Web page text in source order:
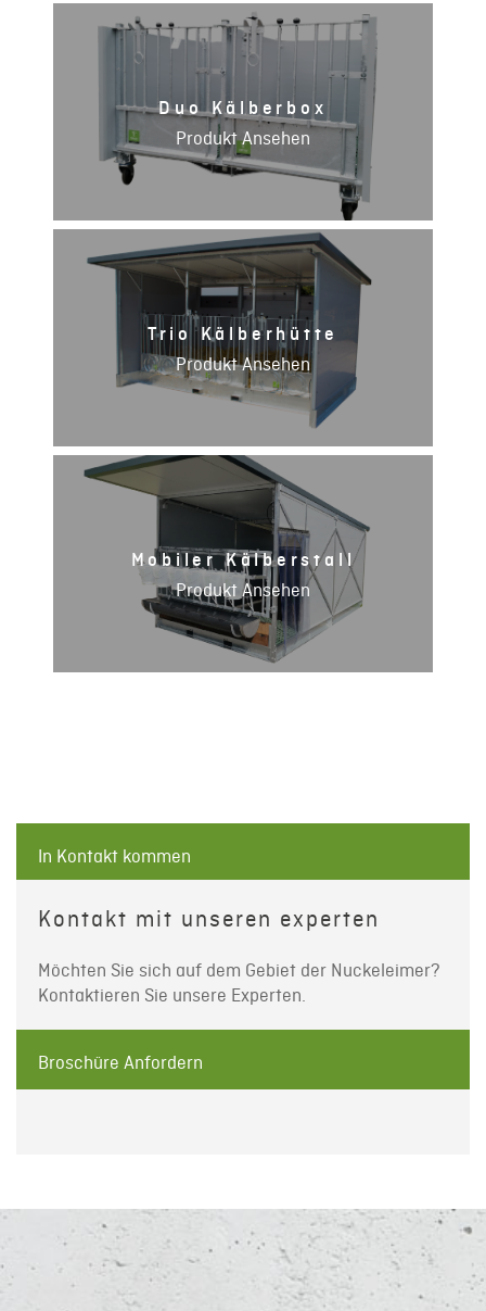
Duo Kälberbox
Produkt Ansehen
Trio Kälberhütte
Produkt Ansehen
Mobiler Kälberstall
Produkt Ansehen
In Kontakt kommen
Kontakt mit unseren experten
Möchten Sie sich auf dem Gebiet der Nuckeleimer?
Kontaktieren Sie unsere Experten.
Broschüre Anfordern